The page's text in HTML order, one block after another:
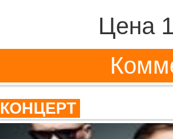
Цена
КОНЦЕРТ